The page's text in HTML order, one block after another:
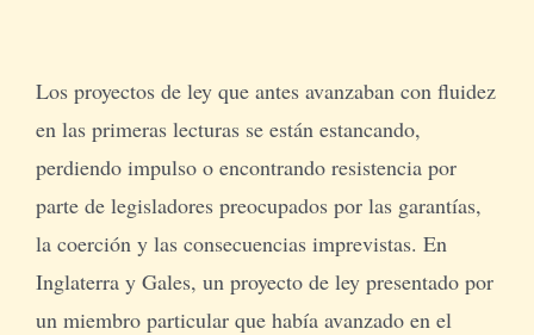
Los proyectos de ley que antes avanzaban con fluidez
en las primeras lecturas se están estancando,
perdiendo impulso o encontrando resistencia por
parte de legisladores preocupados por las garantías,
la coerción y las consecuencias imprevistas. En
Inglaterra y Gales, un proyecto de ley presentado por
un miembro particular que había avanzado en el